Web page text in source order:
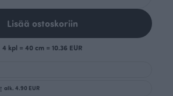
Lisää ostoskoriin
4 kpl = 40 cm = 10.36 EUR
alk. 4.90 EUR